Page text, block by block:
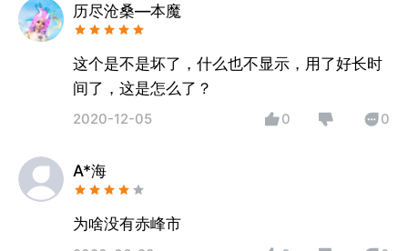
历尽沧桑—本魔
这个是不是坏了，什么也不显示，用了好长时
间了，这是怎么了？
2020-12-05 0 0
A*海
为啥没有赤峰市